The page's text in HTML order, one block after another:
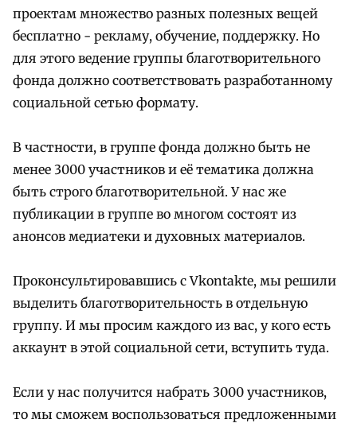
проектам множество разных полезных вещей
бесплатно - рекламу, обучение, поддержку. Но
для этого ведение группы благотворительного
фонда должно соответствовать разработанному
социальной сетью формату.
В частности, в группе фонда должно быть не
менее 3000 участников и её тематика должна
быть строго благотворительной. У нас же
публикации в группе во многом состоят из
анонсов медиатеки и духовных материалов.
Проконсультировавшись с Vkontakte, мы решили
выделить благотворительность в отдельную
группу. И мы просим каждого из вас, у кого есть
аккаунт в этой социальной сети, вступить туда.
Если у нас получится набрать 3000 участников,
то мы сможем воспользоваться предложенными